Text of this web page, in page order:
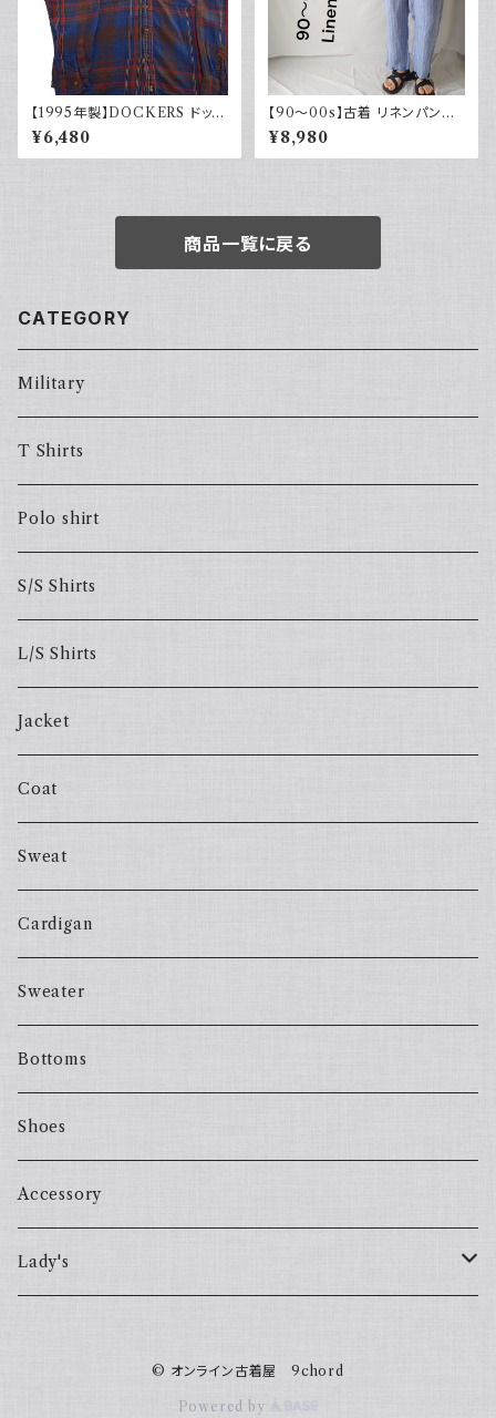
【1995年製】DOCKERS ドッカ
ーズ チェックシャツ ダブルポケ
ット 古着 アメカジ リーバイス
長袖 90s
¥6,480
【90～00s】古着 リネンパンツ
ストライプ ライトブルー 夏 スラ
ックス
¥8,980
商品一覧に戻る
CATEGORY
Military
T Shirts
Polo shirt
S/S Shirts
L/S Shirts
Jacket
Coat
Sweat
Cardigan
Sweater
Bottoms
Shoes
Accessory
Lady's
© オンライン古着屋 9chord
Powered by